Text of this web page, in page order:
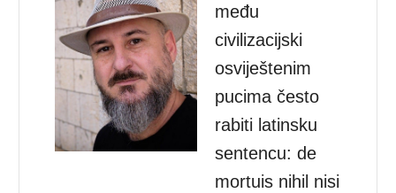
među
civilizacijski
osviještenim
pucima često
rabiti latinsku
sentencu: de
mortuis nihil nisi